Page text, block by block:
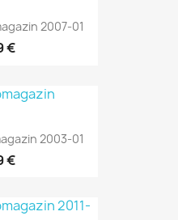
2007-01
€
2003-01
€